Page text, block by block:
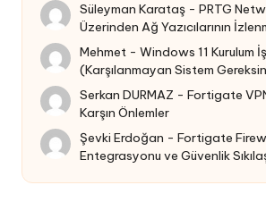
Süleyman Karataş -PRTG
Üzerinden Ağ Yazıcılarının
Mehmet -Windows 11 Kurulum
(Karşılanmayan Sistem
Serkan DURMAZ -Fortigate
Karşın Önlemler
Şevki Erdoğan -Fortigate
Entegrasyonu ve Güvenlik